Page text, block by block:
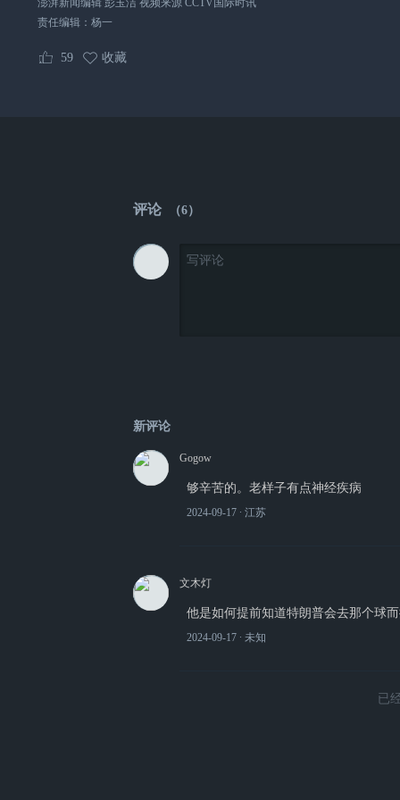
澎湃新闻编辑 彭玉洁 视频来源 CCTV国际时讯
责任编辑： 杨一
59 收藏
评论 （6）
新评论
Gogow
够辛苦的。老样子有点神经疾病
2024-09-17 ∙ 江苏
文木灯
他是如何提前知道特朗普会去那个球
2024-09-17 ∙ 未知
已